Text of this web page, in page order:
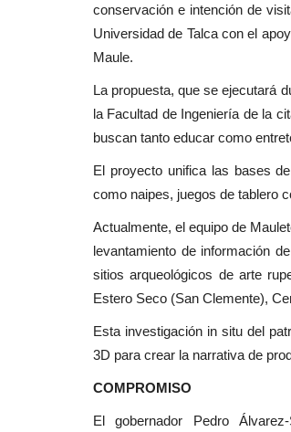
conservación e intención de
Universidad de Talca con el
Maule.
La propuesta, que se ejecutará
la Facultad de Ingeniería de la
buscan tanto educar como
El proyecto unifica las bases
como naipes, juegos de tablero
Actualmente, el equipo de
levantamiento de información
sitios arqueológicos de arte
Estero Seco (San Clemente),
Esta investigación in situ del
3D para crear la narrativa de
COMPROMISO
El gobernador Pedro
“Cazatalentos”
para observar a
Bartek Oledzki, fue